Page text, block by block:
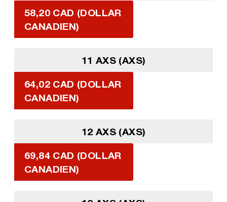
58,20 CAD (DOLLAR
CANADIEN)
11 AXS (AXS)
64,02 CAD (DOLLAR
CANADIEN)
12 AXS (AXS)
69,84 CAD (DOLLAR
CANADIEN)